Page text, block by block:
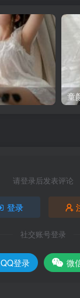
童
请登录后发表评论
登录
社交账号登录
QQ登录 微